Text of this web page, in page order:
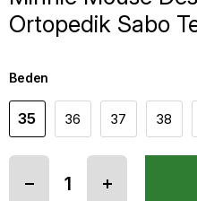
Ortopedik Sabo
Beden
35 36 37 38